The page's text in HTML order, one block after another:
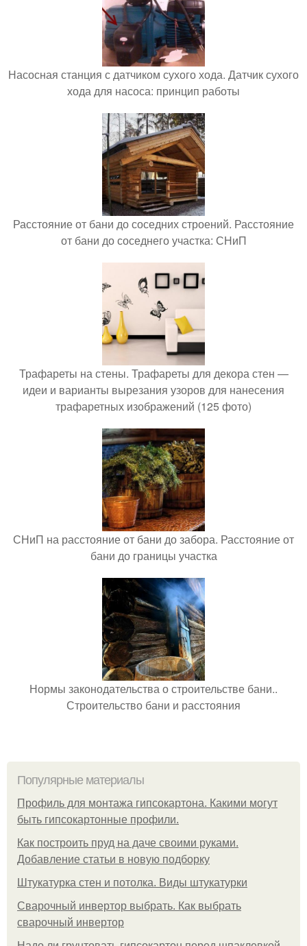
Насосная станция с датчиком сухого хода. Датчик сухого
хода для насоса: принцип работы
Расстояние от бани до соседних строений. Расстояние
от бани до соседнего участка: СНиП
Трафареты на стены. Трафареты для декора стен —
идеи и варианты вырезания узоров для нанесения
трафаретных изображений (125 фото)
СНиП на расстояние от бани до забора. Расстояние от
бани до границы участка
Нормы законодательства о строительстве бани..
Строительство бани и расстояния
Популярные материалы
Профиль для монтажа гипсокартона. Какими могут
быть гипсокартонные профили.
Как построить пруд на даче своими руками.
Добавление статьи в новую подборку
Штукатурка стен и потолка. Виды штукатурки
Сварочный инвертор выбрать. Как выбрать
сварочный инвертор